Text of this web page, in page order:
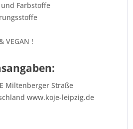
Farbstoffe
VEGAN !
Miltenberger Straße
www.koje-leipzig.de